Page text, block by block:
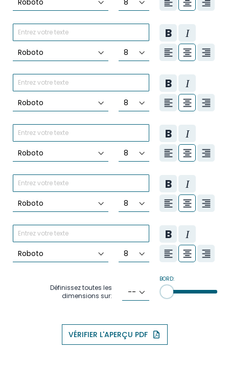
Définissez toutes les
dimensions sur:
BORD:
VÉRIFIER L'APERÇU PDF